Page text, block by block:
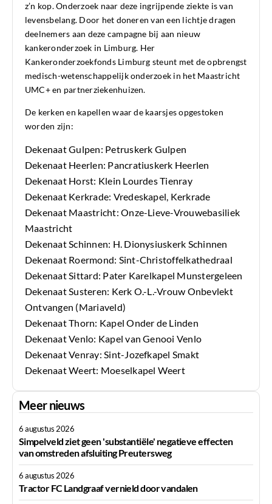
z’n kop. Onderzoek naar deze ingrijpende ziekte is van
levensbelang. Door het doneren van een lichtje dragen
deelnemers aan deze campagne bij aan nieuw
kankeronderzoek in Limburg. Her
Kankeronderzoekfonds Limburg steunt met de opbrengst
medisch-wetenschappelijk onderzoek in het Maastricht
UMC+ en partnerziekenhuizen.
De kerken en kapellen waar de kaarsjes opgestoken
worden zijn:
Dekenaat Gulpen: Petruskerk Gulpen
Dekenaat Heerlen: Pancratiuskerk Heerlen
Dekenaat Horst: Klein Lourdes Tienray
Dekenaat Kerkrade: Vredeskapel, Kerkrade
Dekenaat Maastricht: Onze-Lieve-Vrouwebasiliek
Maastricht
Dekenaat Schinnen: H. Dionysiuskerk Schinnen
Dekenaat Roermond: Sint-Christoffelkathedraal
Dekenaat Sittard: Pater Karelkapel Munstergeleen
Dekenaat Susteren: Kerk O.-L.-Vrouw Onbevlekt
Ontvangen (Mariaveld)
Dekenaat Thorn: Kapel Onder de Linden
Dekenaat Venlo: Kapel van Genooi Venlo
Dekenaat Venray: Sint-Jozefkapel Smakt
Dekenaat Weert: Moeselkapel Weert
Meer nieuws
6 augustus 2026
Simpelveld ziet geen 'substantiële' negatieve effecten
van omstreden afsluiting Preutersweg
6 augustus 2026
Tractor FC Landgraaf vernield door vandalen